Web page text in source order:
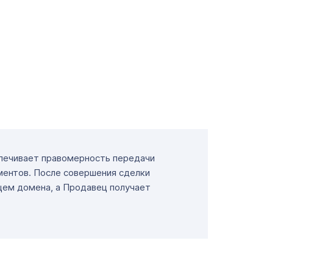
правомерность передачи
После совершения сделки
домена, а Продавец получает